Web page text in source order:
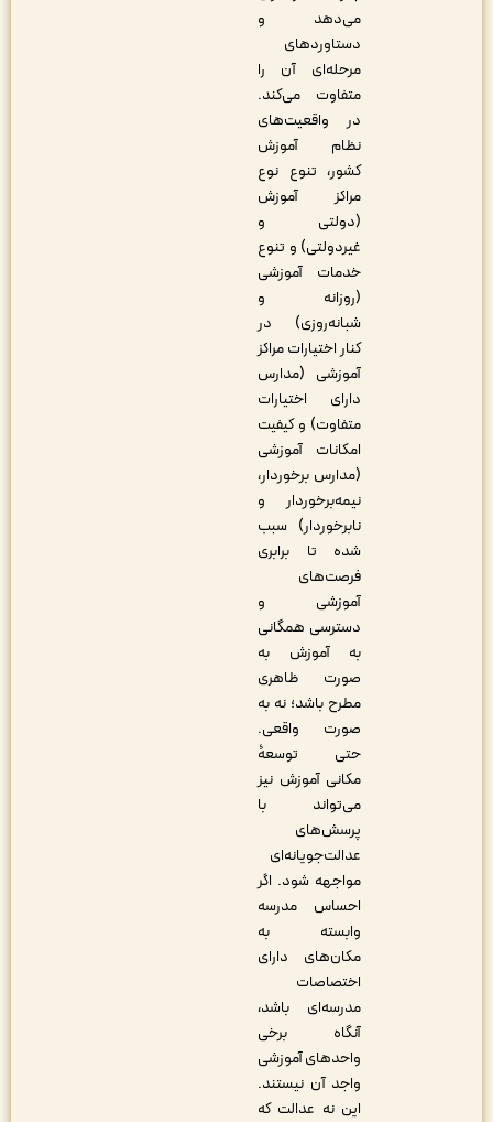
می‌دهد و
دستاوردهای
مرحله‌ای آن را
متفاوت می‌کند.
در واقعیت‌های
نظام آموزش
کشور، تنوع نوع
مراکز آموزش
(دولتی و
غیردولتی) و تنوع
خدمات آموزشی
(روزانه و
شبانه‌‎روزی) در
کنار اختیارات مراکز
آموزشی (مدارس
دارای اختیارات
متفاوت) و کیفیت
امکانات آموزشی
(مدارس برخوردار،
نیمه‌برخوردار و
نابرخوردار) سبب
شده تا برابری
فرصت‌های
آموزشی و
دسترسی همگانی
به آموزش به
صورت ظاهری
مطرح باشد؛ نه به
صورت واقعی.
حتی توسعۀ
مکانی آموزش نیز
می‌تواند با
پرسش‌های
عدالت‌جویانه‌ای
مواجهه شود. اگر
احساس مدرسه
وابسته به
مکان‌های دارای
اختصاصات
مدرسه‌ای باشد،
آنگاه برخی
واحد‌های آموزشی
واجد آن نیستند.
این نه عدالت که